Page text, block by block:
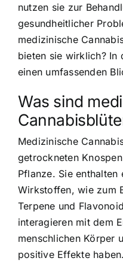
nutzen sie zur
gesundheitlicher
medizinische
bieten sie wirklich? In
einen umfassenden
Was sind
Medizinische
getrockneten
Pflanze. Sie enthalten
Wirkstoffen, wie zum
Terpene und
interagieren mit dem
menschlichen Körper
positive Effekte haben.